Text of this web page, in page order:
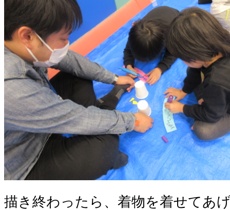
描き終わったら、着物を着せてあ